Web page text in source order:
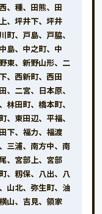
、種、田熊、田
、坪井下、坪井
町、戸島、戸脇、
島、中之町、中
東、新野山形、二
、西新町、西田
、二宮、日本原、
林田町、橋本町、
、東田辺、平福、
下、福力、福渡
三浦、南方中、南
、宮部上、宮部
、籾保、八出、八
山北、弥生町、油
山、吉見、領家